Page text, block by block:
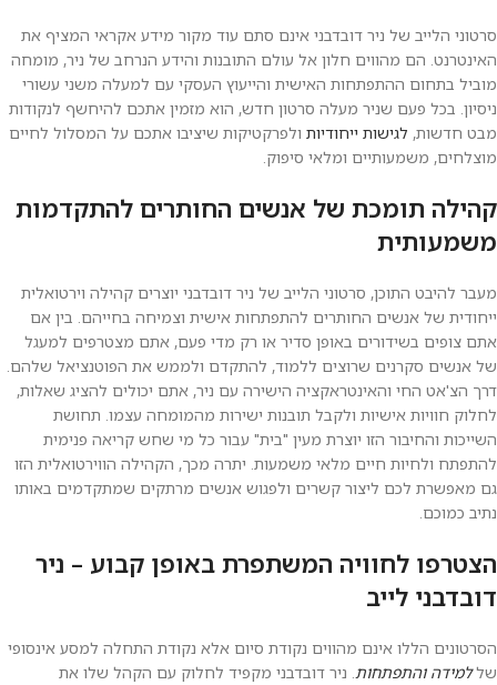
סרטוני הלייב של ניר דובדבני אינם סתם עוד מקור מידע אקראי המציף את
האינטרנט. הם מהווים חלון אל עולם התובנות והידע הנרחב של ניר, מומחה
מוביל בתחום ההתפתחות האישית והייעוץ העסקי עם למעלה משני עשורי
ניסיון. בכל פעם שניר מעלה סרטון חדש, הוא מזמין אתכם להיחשף לנקודות
מבט חדשות, לגישות ייחודיות ולפרקטיקות שיציבו אתכם על המסלול לחיים
מוצלחים, משמעותיים ומלאי סיפוק.
קהילה תומכת של אנשים החותרים להתקדמות
משמעותית
מעבר להיבט התוכן, סרטוני הלייב של ניר דובדבני יוצרים קהילה וירטואלית
ייחודית של אנשים החותרים להתפתחות אישית וצמיחה בחייהם. בין אם
אתם צופים בשידורים באופן סדיר או רק מדי פעם, אתם מצטרפים למעגל
של אנשים סקרנים שרוצים ללמוד, להתקדם ולממש את הפוטנציאל שלהם.
דרך הצ'אט החי והאינטראקציה הישירה עם ניר, אתם יכולים להציג שאלות,
לחלוק חוויות אישיות ולקבל תובנות ישירות מהמומחה עצמו. תחושת
השייכות והחיבור הזו יוצרת מעין "בית" עבור כל מי שחש קריאה פנימית
להתפתח ולחיות חיים מלאי משמעות. יתרה מכך, הקהילה הווירטואלית הזו
גם מאפשרת לכם ליצור קשרים ולפגוש אנשים מרתקים שמתקדמים באותו
נתיב כמוכם.
הצטרפו לחוויה המשתפרת באופן קבוע – ניר
דובדבני לייב
הסרטונים הללו אינם מהווים נקודת סיום אלא נקודת התחלה למסע אינסופי
שללמידה והתפתחות. ניר דובדבני מקפיד לחלוק עם הקהל שלו את